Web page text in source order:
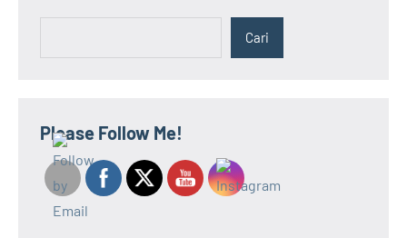
Cari
Please Follow Me!